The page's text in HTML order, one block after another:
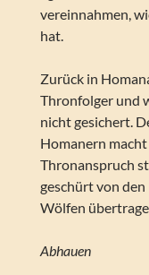
vereinnahmen,
hat.
Zurück in
Thronfolger und
nicht gesichert.
Homanern
Thronanspruch
geschürt von
Wölfen
Abhauen